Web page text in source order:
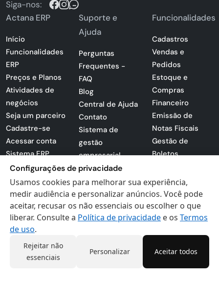
Siga-nos:
Actana ERP
Início
Funcionalidades
ERP
Preços e Planos
Atividades de
negócios
Seja um parceiro
Cadastre-se
Acessar conta
Sistema ERP
Apresentação
PDF
Loja -
Certificados
Digitais
Suporte e
Ajuda
Perguntas
Frequentes -
FAQ
Blog
Central de Ajuda
Contato
Sistema de
gestão
empresarial
Sistema para
lojas
Preferências de
cookies
Politica de
Funcionalidades
Cadastros
Vendas e
Pedidos
Estoque e
Compras
Financeiro
Emissão de
Notas Fiscais
Gestão de
Boletos
Configurações de privacidade
Usamos cookies para melhorar sua experiência,
medir audiência e personalizar anúncios. Você pode
aceitar, recusar os não essenciais ou escolher o que
liberar. Consulte a Política de privacidade e os Termos
de uso.
Rejeitar não
essenciais
Personalizar Aceitar todos